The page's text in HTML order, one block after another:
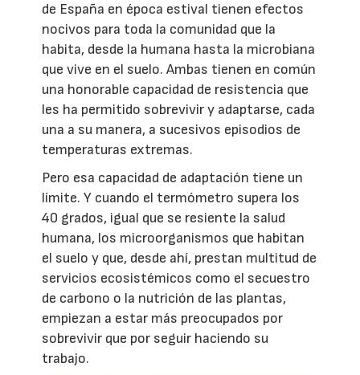
de España en época estival tienen efectos
nocivos para toda la comunidad que la
habita, desde la humana hasta la microbiana
que vive en el suelo. Ambas tienen en común
una honorable capacidad de resistencia que
les ha permitido sobrevivir y adaptarse, cada
una a su manera, a sucesivos episodios de
temperaturas extremas.
Pero esa capacidad de adaptación tiene un
límite. Y cuando el termómetro supera los
40 grados, igual que se resiente la salud
humana, los microorganismos que habitan
el suelo y que, desde ahí, prestan multitud de
servicios ecosistémicos como el secuestro
de carbono o la nutrición de las plantas,
empiezan a estar más preocupados por
sobrevivir que por seguir haciendo su
trabajo.